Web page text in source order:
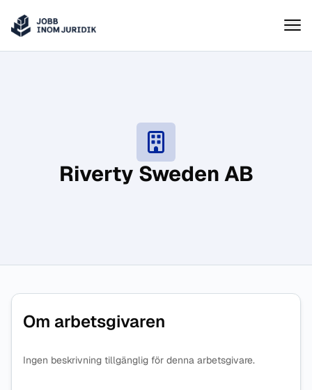
Hoppa till innehåll
Jobbinomjuridik
Riverty Sweden AB
Om arbetsgivaren
Ingen beskrivning tillgänglig för denna arbetsgivare.